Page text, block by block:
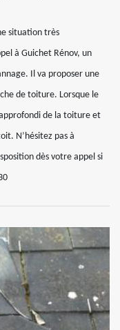
situation très
à Guichet Rénov, un
Il va proposer une
de toiture. Lorsque le
de la toiture et
N’hésitez pas à
dès votre appel si